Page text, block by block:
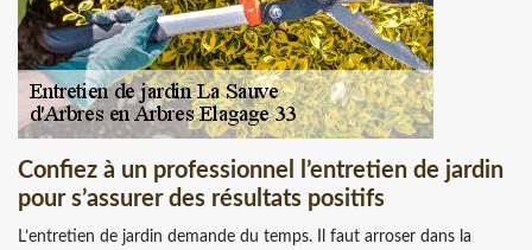
Confiez à un professionnel l’entretien de jardin
pour s’assurer des résultats positifs
L’entretien de jardin demande du temps. Il faut arroser dans la